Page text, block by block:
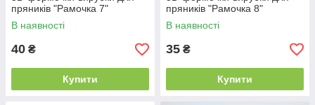
пряників "Рамочка 7"
В наявності
40 ₴
Купити
пряників "Рамочка 8"
В наявності
35 ₴
Купити